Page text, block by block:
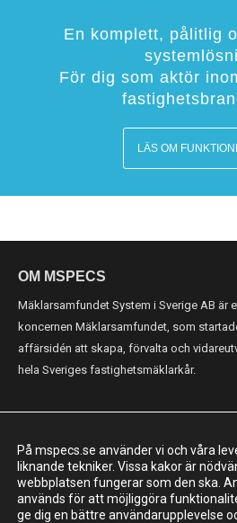
En komplett, pålitlig
För dig som aktör
LÄS OM
OM MSPECS
Mäklarsamfundet System i Sverige AB är
koncernen Mäklarsamfundet, som
affärsidén att skapa, förvalta och
hela Sveriges fastighetsmäklarkår.
Mäklarsamfundet System i Sverige AB
Adress: Luntmakargatan 26, 111 37
På mspecs.se använder vi och våra
liknande tekniker. Vissa kakor är
webbplatsen fungerar som den ska.
används för att möjliggöra
ge dig en bättre användarupplevelse